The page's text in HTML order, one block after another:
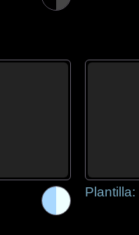
Plantilla: